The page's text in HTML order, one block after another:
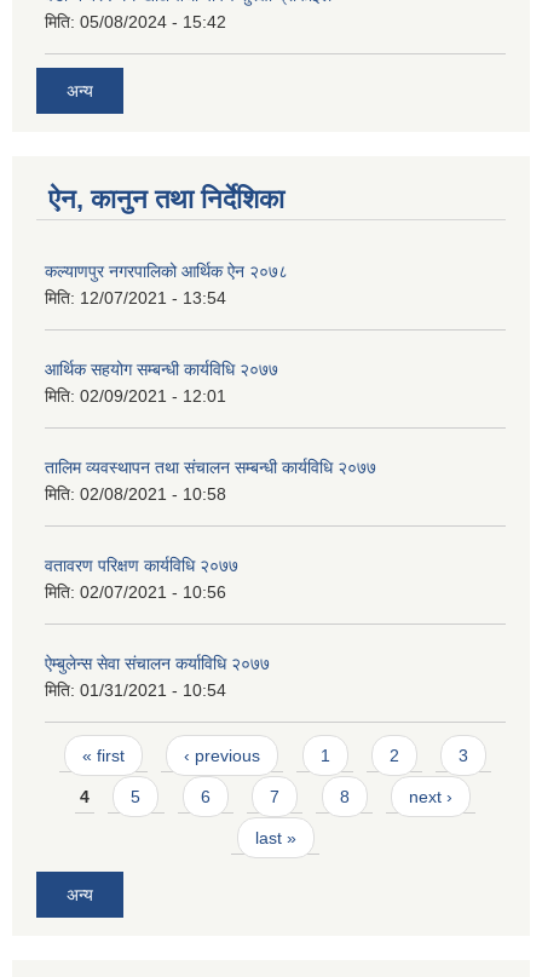
मिति: 05/08/2024 - 15:42
अन्य
ऐन, कानुन तथा निर्देशिका
कल्याणपुर नगरपालिको आर्थिक ऐन २०७८
मिति: 12/07/2021 - 13:54
आर्थिक सहयोग सम्बन्धी कार्यविधि २०७७
मिति: 02/09/2021 - 12:01
तालिम व्यवस्थापन तथा संचालन सम्बन्धी कार्यविधि २०७७
मिति: 02/08/2021 - 10:58
वतावरण परिक्षण कार्यविधि २०७७
मिति: 02/07/2021 - 10:56
ऐम्बुलेन्स सेवा संचालन कर्याविधि २०७७
मिति: 01/31/2021 - 10:54
Pages
« first ‹ previous 1 2 3
4 5 6 7 8 next ›
last »
अन्य